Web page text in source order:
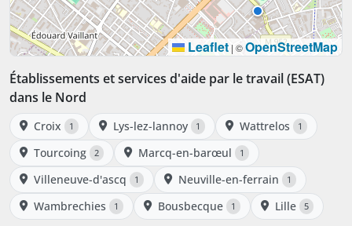
Leaflet | ©OpenStreetMap
Établissements et services d'aide par le travail (ESAT)
dans le Nord
Croix 1 Lys-lez-lannoy 1 Wattrelos 1
Tourcoing 2 Marcq-en-barœul 1
Villeneuve-d'ascq 1 Neuville-en-ferrain 1
Wambrechies 1 Bousbecque 1 Lille 5